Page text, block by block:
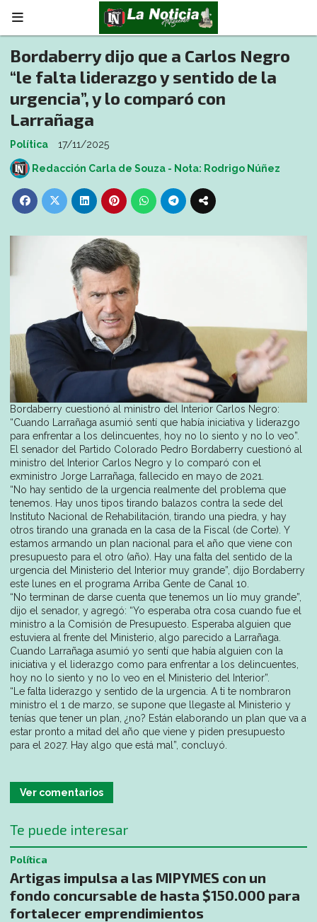
Bordaberry dijo que a Carlos Negro
“le falta liderazgo y sentido de la
urgencia”, y lo comparó con
Larrañaga
Política 17/11/2025
Redacción Carla de Souza - Nota: Rodrigo Núñez
Bordaberry cuestionó al ministro del Interior Carlos Negro:
“Cuando Larrañaga asumió sentí que había iniciativa y liderazgo
para enfrentar a los delincuentes, hoy no lo siento y no lo veo”.
El senador del Partido Colorado Pedro Bordaberry cuestionó al
ministro del Interior Carlos Negro y lo comparó con el
exministro Jorge Larrañaga, fallecido en mayo de 2021.
“No hay sentido de la urgencia realmente del problema que
tenemos. Hay unos tipos tirando balazos contra la sede del
Instituto Nacional de Rehabilitación, tirando una piedra, y hay
otros tirando una granada en la casa de la Fiscal (de Corte). Y
estamos armando un plan nacional para el año que viene con
presupuesto para el otro (año). Hay una falta del sentido de la
urgencia del Ministerio del Interior muy grande”, dijo Bordaberry
este lunes en el programa Arriba Gente de Canal 10.
“No terminan de darse cuenta que tenemos un lío muy grande”,
dijo el senador, y agregó: “Yo esperaba otra cosa cuando fue el
ministro a la Comisión de Presupuesto. Esperaba alguien que
estuviera al frente del Ministerio, algo parecido a Larrañaga.
Cuando Larrañaga asumió yo sentí que había alguien con la
iniciativa y el liderazgo como para enfrentar a los delincuentes,
hoy no lo siento y no lo veo en el Ministerio del Interior”.
“Le falta liderazgo y sentido de la urgencia. A ti te nombraron
ministro el 1 de marzo, se supone que llegaste al Ministerio y
tenías que tener un plan, ¿no? Están elaborando un plan que va a
estar pronto a mitad del año que viene y piden presupuesto
para el 2027. Hay algo que está mal”, concluyó.
Ver comentarios
Te puede interesar
Artigas impulsa a las MIPYMES con un
fondo concursable de hasta $150.000 para
fortalecer emprendimientos
Política